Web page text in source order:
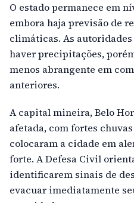
O estado permanece em
embora haja previsão de
climáticas. As
haver precipitações,
menos abrangente em
anteriores.
A capital mineira, Belo
afetada, com fortes
colocaram a cidade em
forte. A Defesa Civil
identificarem sinais de
evacuar imediatamente